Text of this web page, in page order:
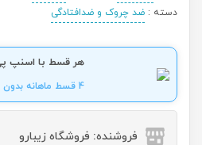
دسته : ضد چروک و ضدافتادگی
هر قسط با اسنپ
4 قسط ماهانه بدون سود ، چک و ضامن .
فروشنده: فروشگاه زیبارو